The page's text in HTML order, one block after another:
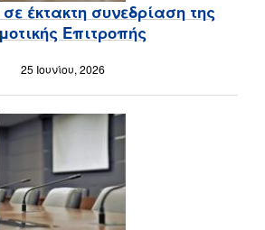
έκτακτη συνεδρίαση της
Επιτροπής
25 Ιουνίου, 2026